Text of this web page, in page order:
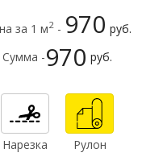
за 1 м2- 970 руб.
Сумма -970 руб.
Нарезка Рулон